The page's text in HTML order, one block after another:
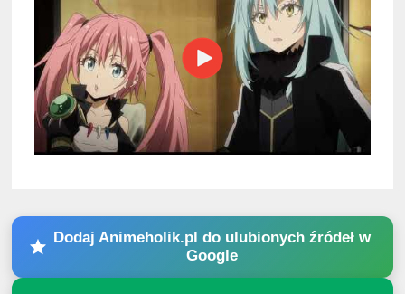
Dodaj Animeholik.pl do ulubionych źródeł w
Google